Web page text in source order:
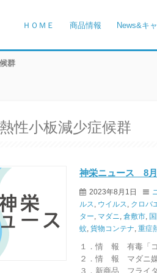
ＨＯＭＥ 商品情報 News&キ
群
性小板減少症候群
神栄ニュース 8
2023年8月1日
ルス
ウイルス クロバ
ター
マダニ ,倉敷市
蚊 ,貨物コンテナ ,重症
１．情 報 有毒「コ
２．情 報 マダニ
３．新商品 フライ